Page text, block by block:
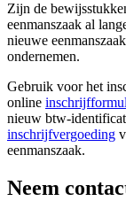
Zijn de
eenmanszaak al
nieuwe
ondernemen.
Gebruik voor het
online
nieuw btw-
inschrijfvergoeding
eenmanszaak.
Neem